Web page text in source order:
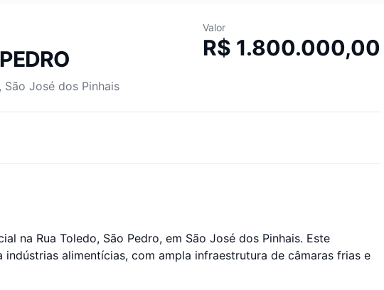
, São José dos Pinhais
Valor
R$ 1.800.000,00
na Rua Toledo, São Pedro, em São José dos Pinhais. Este
indústrias alimentícias, com ampla infraestrutura de câmaras frias e